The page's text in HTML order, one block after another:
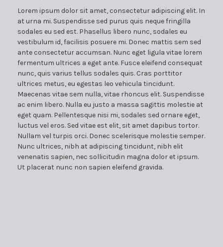
Lorem ipsum dolor sit amet, consectetur adipiscing elit. In
at urna mi. Suspendisse sed purus quis neque fringilla
sodales eu sed est. Phasellus libero nunc, sodales eu
vestibulum id, facilisis posuere mi. Donec mattis sem sed
ante consectetur accumsan. Nunc eget ligula vitae lorem
fermentum ultrices a eget ante. Fusce eleifend consequat
nunc, quis varius tellus sodales quis. Cras porttitor
ultrices metus, eu egestas leo vehicula tincidunt.
Maecenas vitae sem nulla, vitae rhoncus elit. Suspendisse
ac enim libero. Nulla eu justo a massa sagittis molestie at
eget quam. Pellentesque nisi mi, sodales sed ornare eget,
luctus vel eros. Sed vitae est elit, sit amet dapibus tortor.
Nullam vel turpis orci. Donec scelerisque molestie semper.
Nunc ultrices, nibh at adipiscing tincidunt, nibh elit
venenatis sapien, nec sollicitudin magna dolor et ipsum.
Ut placerat nunc non sapien eleifend gravida.